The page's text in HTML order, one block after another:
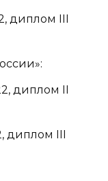
диплом III
диплом II
диплом III